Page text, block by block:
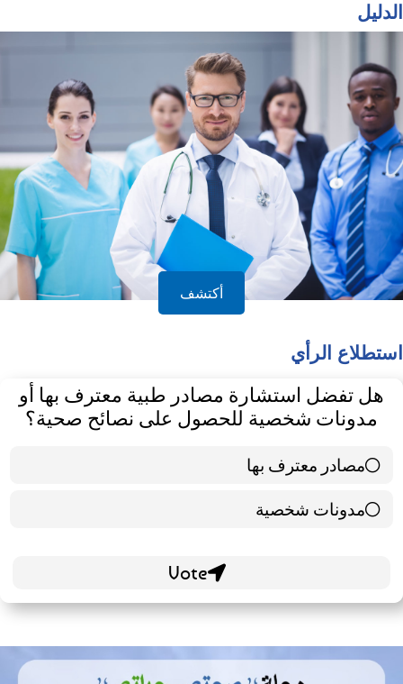
الدليل
أكتشف
استطلاع الرأي
هل تفضل استشارة مصادر طبية معترف بها أو
مدونات شخصية للحصول على نصائح صحية؟
مصادر معترف بها
39 ( 65 % )
مدونات شخصية
21 ( 35 % )